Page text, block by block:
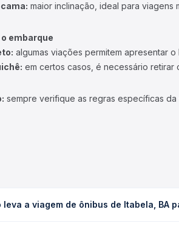
maior inclinação, ideal para viagens
embarque
algumas viações permitem apresentar
em certos casos, é necessário
sempre verifique as regras específicas
leva a viagem de ônibus de Itabela, BA